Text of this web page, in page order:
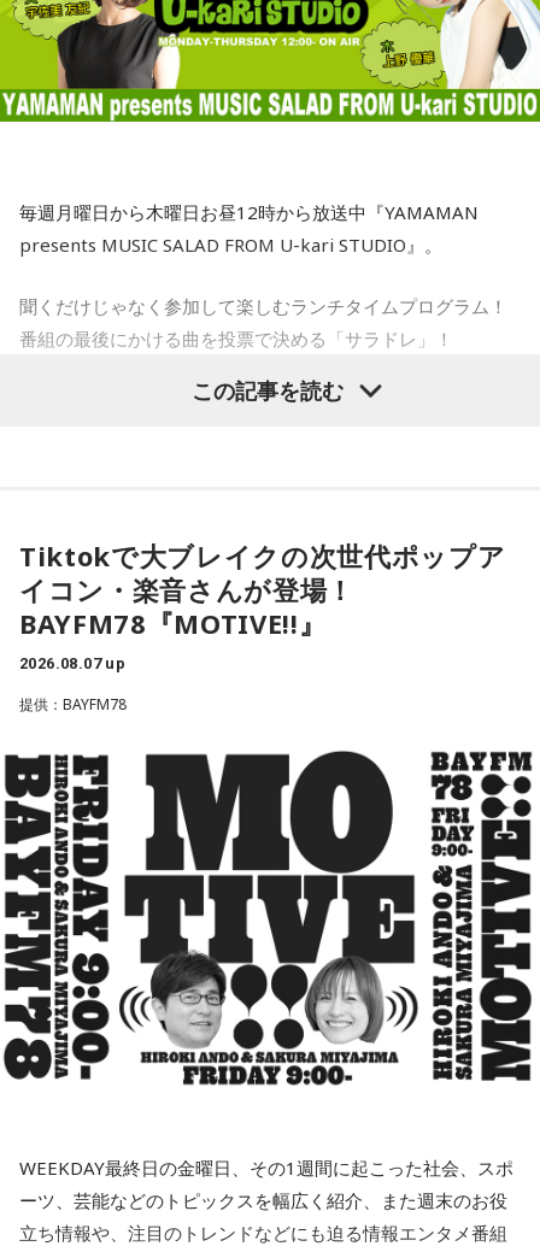
っても「あるある」の連続です。会場は笑いの渦に包まれて
いました！
この番組をラジコで聴く
RBCiラジオ『多良川 おもしろ文化講座』（月曜～
金曜 18時15分～20分）
以前、当コラムで『民謡で今日拝なびら』（RBCiラジオ 月曜
局は方言を聞くことができる番組が多数あります。その中で
（餅、鬼餅）について紹介していました、沖縄では、天井か
ら餅をつるして、年齢の数だけ餅を食べる習慣があるそうで
す。
ときどき方言が出る番組…
さらに、方言丸出し…ではありませんが、時々方言が出る番組
もあります。北海道出身の若手演歌歌手、杜このみさんは
『走れ 歌謡曲
』（文化放送ほかネット 27時～29時 杜さん
は水曜深夜担当）で、イントネーションに北海道の訛りが現
れるため、聴いているとほっこりします。
シンガーソングライターの藤原さくらさんの番組『モーモー
タウンレディオ
』（bayfm 木曜 24時～24時27分）、
おすすめの曲や漫画、アニメを紹介する時は思わず福岡弁に
なります。
寺内：こちらの社務所が3階建てだったもんね。
小林：神社でエレベーター乗ったのは初めてじゃない？
小林：だらだら祭りはやっぱり賑やかですか？
三輪田：はい。この辺りは生姜の名産地だったので、お祭り
の期間に生姜を出店で販売していただいておりました。生姜
は邪気を払う効果がある縁起の良いものとされていて、今で
寺内：オフィス街のイメージだけど、住まわれている方もい
るんですね。
三輪田：マンションの方もいらっしゃいますが、一軒家で昔
からこの芝の地域に住まわれていた方が今でもたくさんいら
寺内：あの……ジンジャー神社ってことですね。
小林：お前さ、ボソって言うんじゃなくて、自信持って言え
よ！
寺内：ジンジャー神社ってことになるんですかね？
三輪田：そういうことでございますね（笑）。
三輪田：（笑）。
所の人と集まってお話しするっていうのもいいことだと思い
ます。町内会文化はなくなってほしくないんで、なんだった
ら、こういう町内会にはワタシ、ノーギャラで落語やりに行
きますから」
一蔵「もう言いましたよ。もうノーギャラでもいいぐらい。
ないということです。重要であれば、しっかり名前を出して
発言してくるはずですから、まったく問題にはならないと思
います」
うな感じです。日米の金利差が円安の要因だと指摘される
中、日銀が次の会合で利上げに踏み切るべきかと問われたの
及は避けつつ、「植田総裁とは15年以上の知り合いで、絶大
な信頼を寄せている。日本経済にとって最善の措置を講じる
と確信している」と述べたといいます。これまでベッセント
つあるというような認識が広まれば、市場にとって好ましく
ない混乱を招くことになる」と語り、その上で「日米の当局
は、日本国債が非常に安全で健全な資産であるという見解で
けです。ベッセント財務長官のインタビューの趣旨として
は、高市政権の経済政策を支持します、と。投資を拡大する
という政策を支持しますというのが総論なわけです。となれ
ば、その高市政権の経済政策を推進するように、日銀も適切
な金融政策をやってくださいと言ってるわけですから、ベッ
セントさんの発言というのは、日本の政府の日銀に対する発
言と同じなわけです。強い経済成長と物価の安定の両立を目
指して適切に金融政策をやってください、政府の日本経済再
興の経済政策の推進に一体となって取り組んでくださいとい
う同じ意味ですので、どんどん利上げしろというわけではな
毎週月曜日から木曜日お昼12時から放送中『YAMAMAN
presents MUSIC SALAD FROM U-kari STUDIO』。
聞くだけじゃなく参加して楽しむランチタイムプログラム！
番組の最後にかける曲を投票で決める「サラドレ」！
各曜日、OA前日の12:50～、次回放送分のサラドレラインナ
「サラドレ」投票はこちら
8月10日（月）：能登有沙 サラドレ甲子園
YAMAMAN presents MUSIC SALAD FROM U-kari STUDIO
1.宮城　稲垣潤一　/　夏のクラクション
2.福岡　氷川きよし　/　限界突破×サバイバー
3.静岡　久保田利伸 with ナオミ・キャンベル　/　LA・LA・
4.栃木　斉藤和義　/　ずっと好きだった
5.千葉　奥華子　/　ガーネット
月曜の放送を聴く
8月11日（火）：宇佐美友紀サラドレ甲子園
この記事を読む
Tiktokで大ブレイクの次世代ポップア
イコン・楽音さんが登場！
BAYFM78『MOTIVE!!』
2026.08.07 up
提供：BAYFM78
WEEKDAY最終日の金曜日、その1週間に起こった社会、スポ
ーツ、芸能などのトピックスを幅広く紹介、また週末のお役
立ち情報や、注目のトレンドなどにも迫る情報エンタメ番組